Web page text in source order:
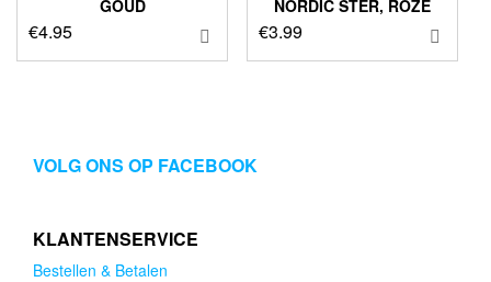
GOUD
€4.95
NORDIC STER, ROZE
€3.99
VOLG ONS OP FACEBOOK
KLANTENSERVICE
Bestellen & Betalen